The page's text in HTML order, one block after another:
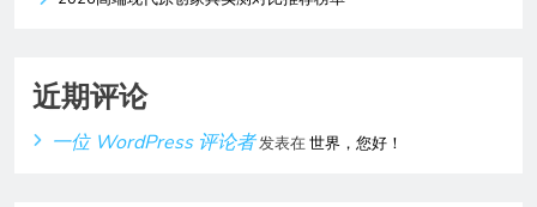
近期评论
一位 WordPress 评论者发表在世界，您好！